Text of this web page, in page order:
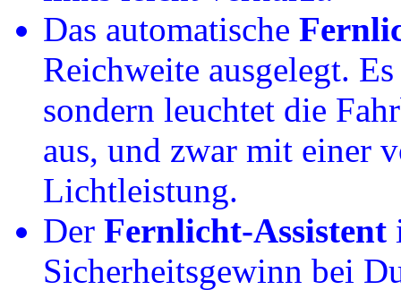
Das automatische
Reichweite ausgelegt.
sondern leuchtet die
aus, und zwar mit einer
Lichtleistung.
Der Fernlicht-Assistent
Sicherheitsgewinn bei